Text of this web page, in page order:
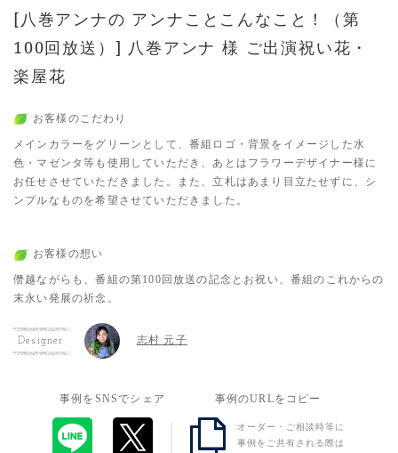
[八巻アンナの アンナことこんなこと！（第
100回放送）] 八巻アンナ 様 ご出演祝い花・
楽屋花
お客様のこだわり
メインカラーをグリーンとして、番組ロゴ・背景をイメージした水
色・マゼンタ等も使用していただき、あとはフラワーデザイナー様に
お任せさせていただきました。また、立札はあまり目立たせずに、シ
ンプルなものを希望させていただきました。
お客様の想い
僭越ながらも、番組の第100回放送の記念とお祝い、番組のこれからの
末永い発展の祈念。
Designer 志村 元子
事例をSNSでシェア 事例のURLをコピー
オーダー・ご相談時等に
事例をご共有される際は